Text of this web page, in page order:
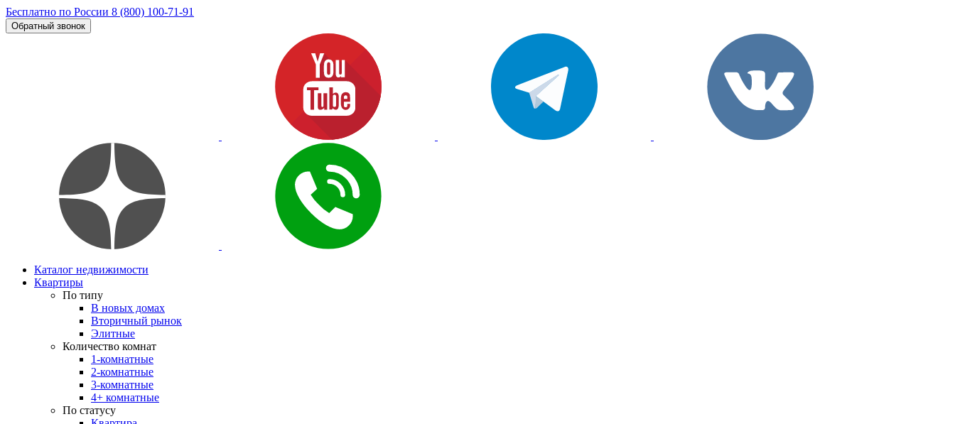
Бесплатно по России 8 (800) 100-71-91
Обратный звонок
Каталог недвижимости
Квартиры
По типу
В новых домах
Вторичный рынок
Элитные
Количество комнат
1-комнатные
2-комнатные
3-комнатные
4+ комнатные
По статусу